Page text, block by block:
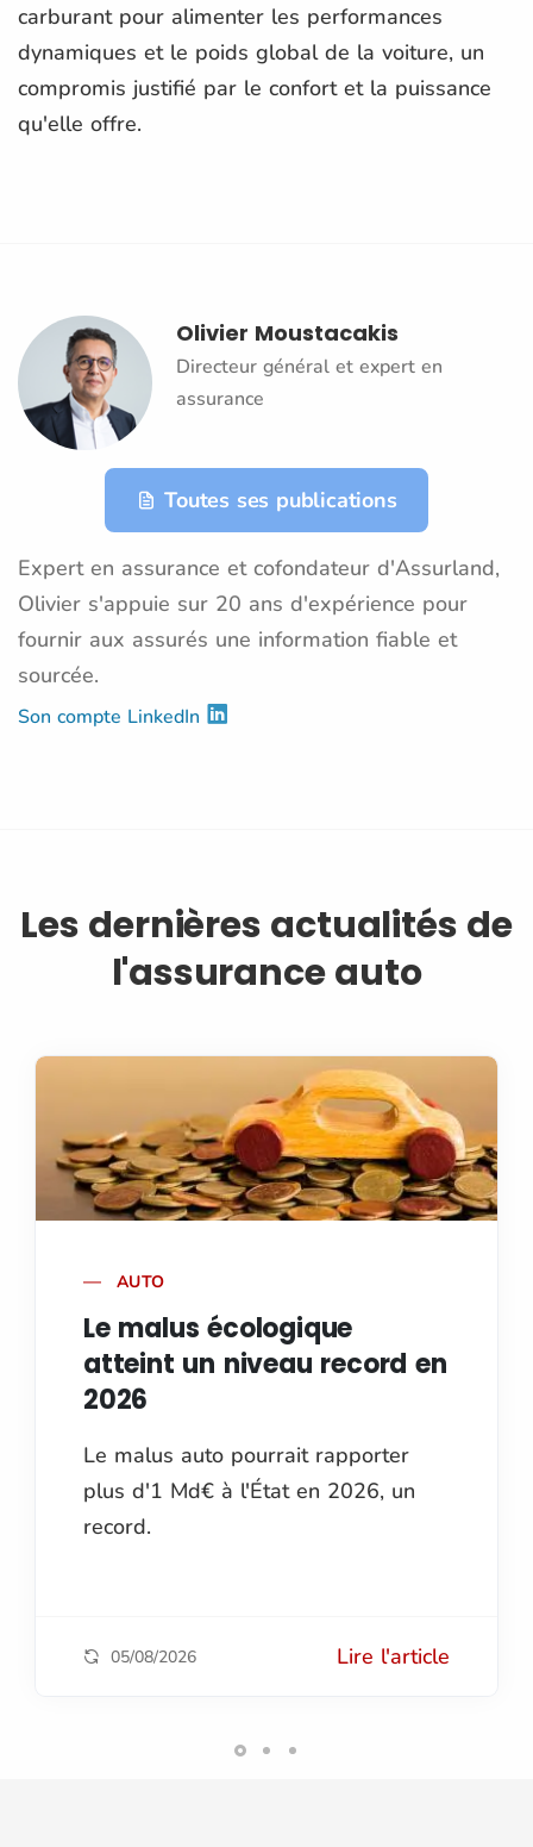
carburant pour alimenter les performances
dynamiques et le poids global de la voiture, un
compromis justifié par le confort et la puissance
qu'elle offre.
Olivier Moustacakis
Directeur général et expert en
assurance
Toutes ses publications
Expert en assurance et cofondateur d'Assurland,
Olivier s'appuie sur 20 ans d'expérience pour
fournir aux assurés une information fiable et
sourcée.
Son compte LinkedIn
Les dernières actualités de
l'assurance auto
AUTO
Le malus écologique
atteint un niveau record en
2026
Le malus auto pourrait rapporter
plus d'1 Md€ à l'État en 2026, un
record.
05/08/2026 Lire l'article